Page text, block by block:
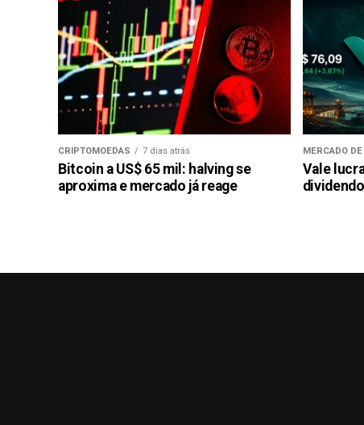
CRIPTOMOEDAS 7 dias atrás
Bitcoin a US$ 65 mil: halving se
aproxima e mercado já reage
MERCADO
Vale